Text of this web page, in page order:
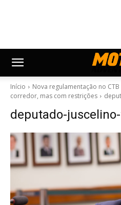
Início
Nova regulamentação no
corredor, mas com restrições
deputado-